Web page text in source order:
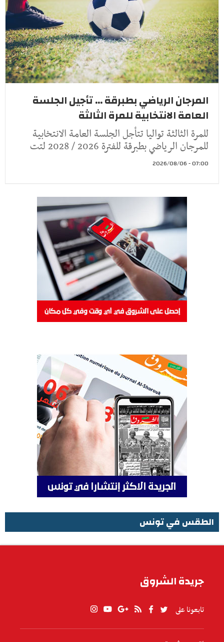
المرجان الرياضي بطبرقة ... تأجيل الجلسة
العامة الانتخابية للمرة الثالثة
للمرة الثالثة تواليا تتأجل الجلسة العامة الانتخابية
للمرجان الرياضي بطبرقة للفترة 2026 / 2028 لتت
07:00 - 2026/08/06
الطقس في تونس
جريدة الشروق
تابعونا على